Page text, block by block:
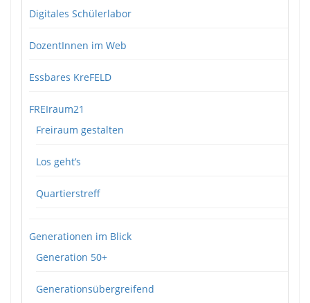
Digitales Schülerlabor
DozentInnen im Web
Essbares KreFELD
FREIraum21
Freiraum gestalten
Los geht’s
Quartierstreff
Generationen im Blick
Generation 50+
Generationsübergreifend